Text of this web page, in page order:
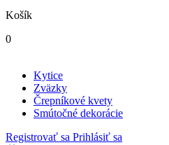
Košík
0
Kytice
Zväzky
Črepníkové kvety
Smútočné dekorácie
Registrovať sa Prihlásiť sa